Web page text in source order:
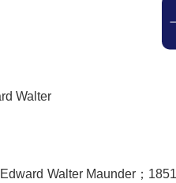
Walter
Walter Maunder；